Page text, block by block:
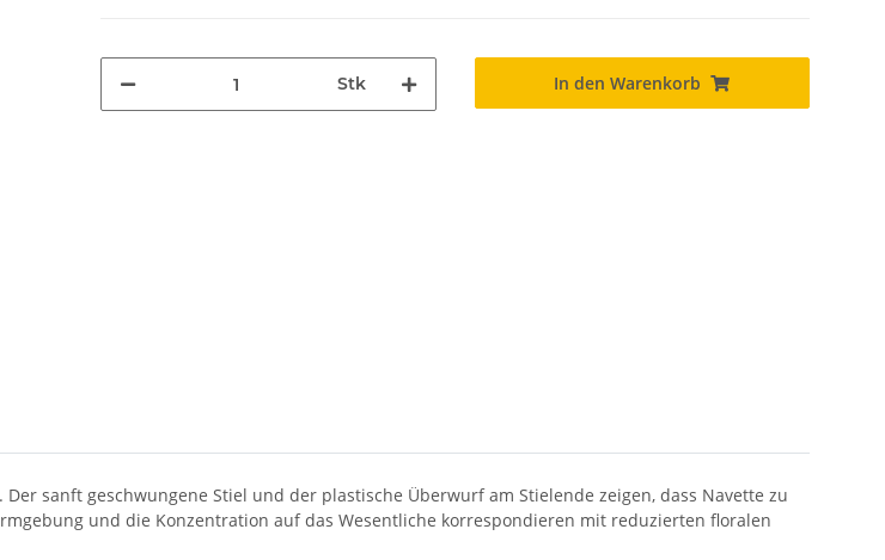
Stk In den Warenkorb
sanft geschwungene Stiel und der plastische Überwurf am Stielende zeigen, dass Navette zu
und die Konzentration auf das Wesentliche korrespondieren mit reduzierten floralen